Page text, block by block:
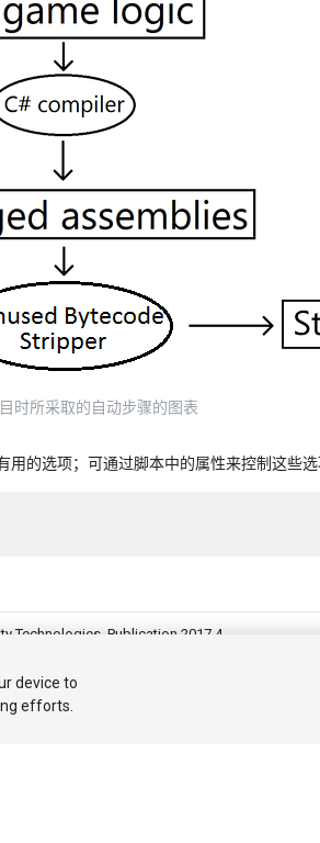
时所采取的自动步骤的图表
用的选项；可通过脚本中的属性来控制这些
Technologies. Publication 2017.4
库 论坛
device to
efforts.